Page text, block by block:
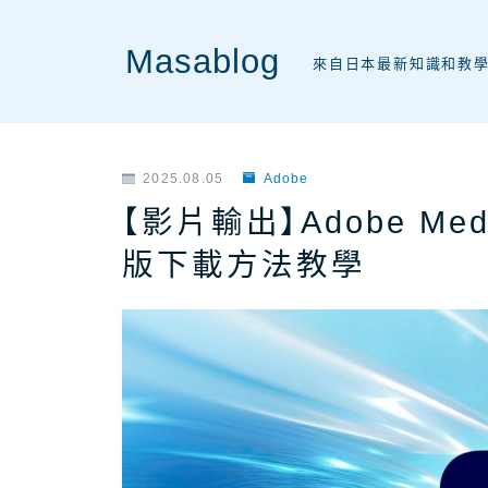
Masablog 來自日本最新知識和教
2025.08.05 Adobe
【影片輸出】Adobe
版下載方法教學